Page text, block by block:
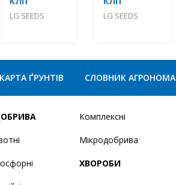
LG SEEDS LG SEEDS
КАРТА ҐРУНТІВ СЛОВНИК АГРОНОМА
Комплексні
Мікродобрива
ХВОРОБИ